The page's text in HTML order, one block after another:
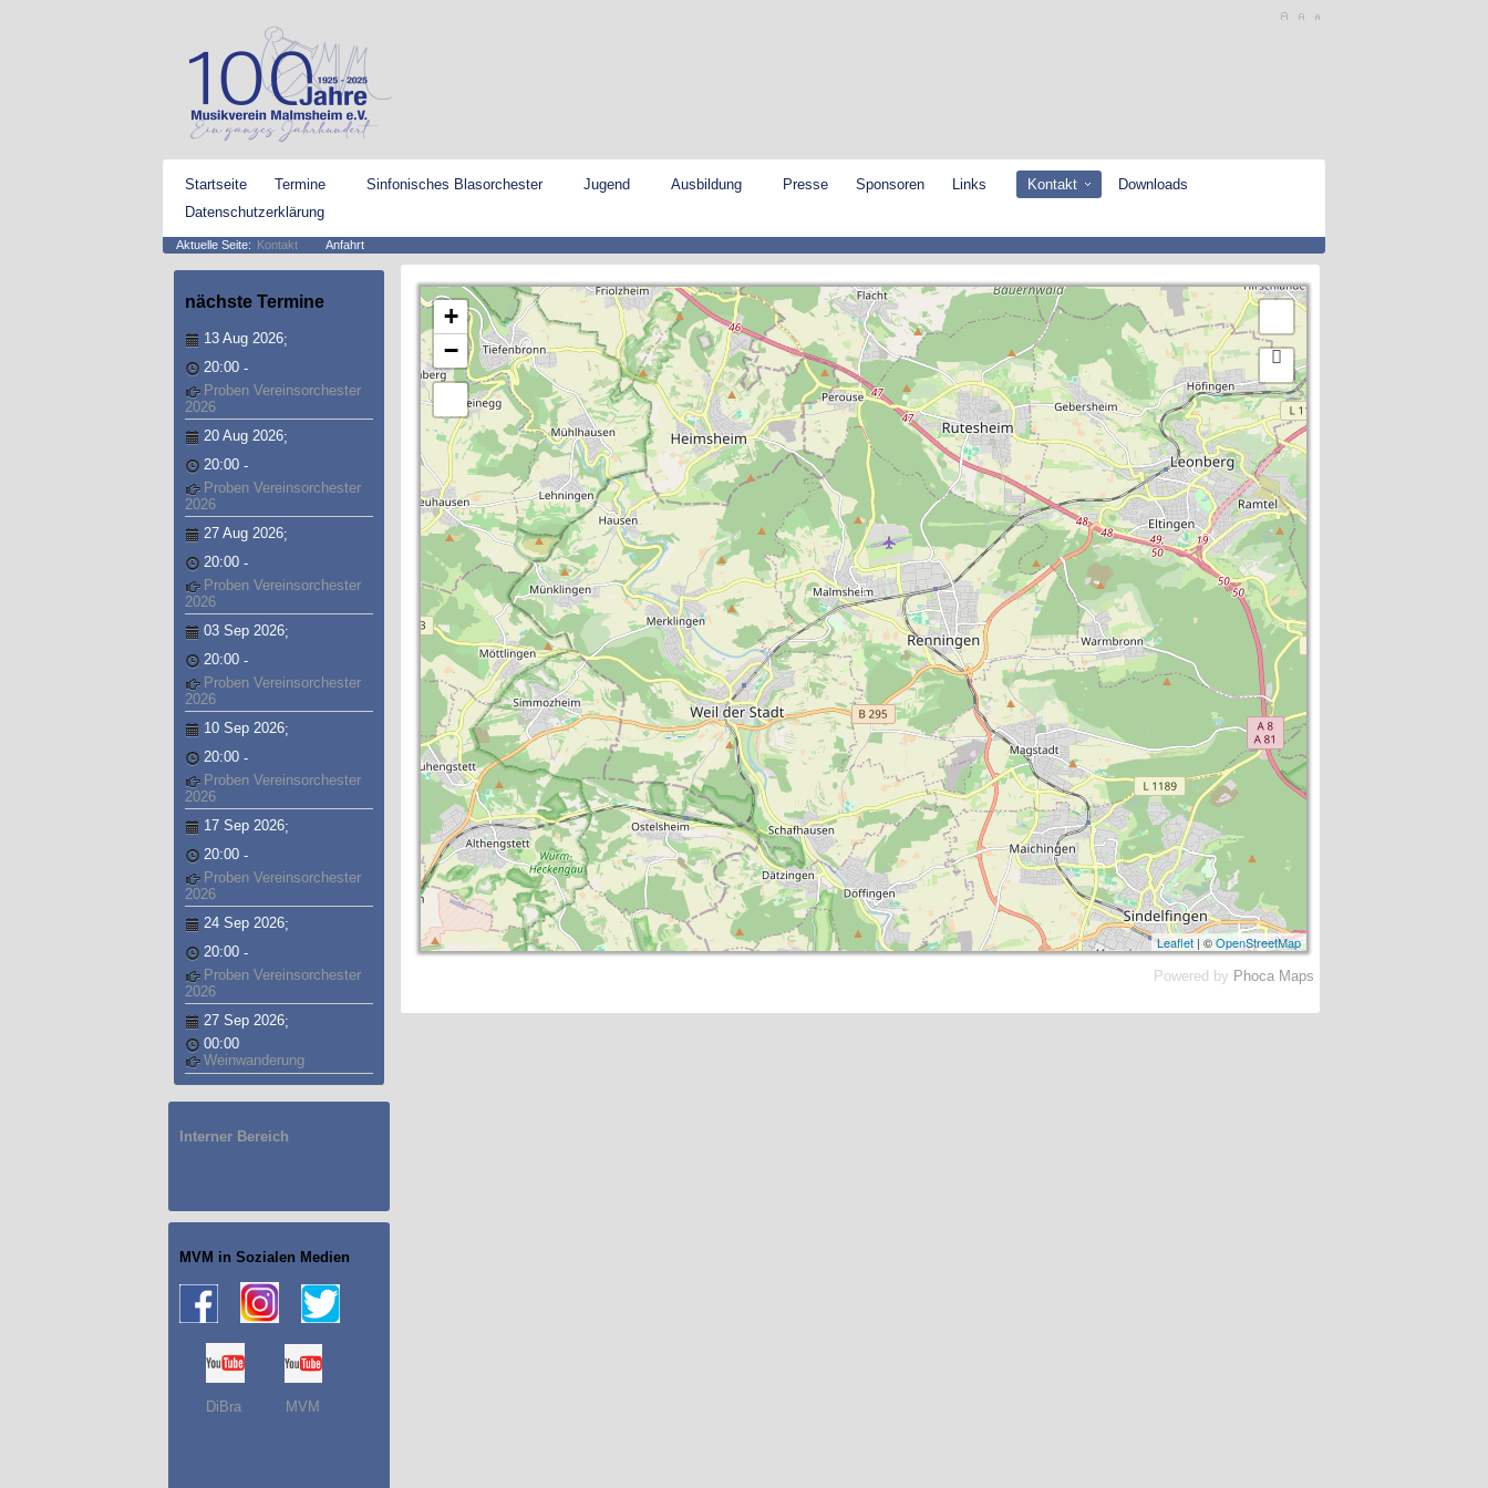
Startseite Termine Sinfonisches Blasorchester Jugend Ausbildung Presse Sponsoren Links Kontakt
Downloads
Datenschutzerklärung
Aktuelle Seite: Kontakt Anfahrt
nächste Termine
13 Aug 2026;
20:00 -
Proben Vereinsorchester
2026
20 Aug 2026;
20:00 -
Proben Vereinsorchester
2026
27 Aug 2026;
20:00 -
Proben Vereinsorchester
2026
03 Sep 2026;
20:00 -
Proben Vereinsorchester
2026
10 Sep 2026;
20:00 -
Proben Vereinsorchester
2026
17 Sep 2026;
20:00 -
Proben Vereinsorchester
2026
24 Sep 2026;
20:00 -
Proben Vereinsorchester
2026
27 Sep 2026;
00:00
Weinwanderung
Interner Bereich
MVM in Sozialen Medien
DiBra MVM
+
−
Leaflet| ©OpenStreetMap
Powered by Phoca Maps